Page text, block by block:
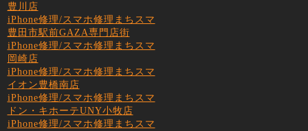
豊川店
iPhone修理/スマホ修理まちスマ
豊田市駅前GAZA専門店街
iPhone修理/スマホ修理まちスマ
岡崎店
iPhone修理/スマホ修理まちスマ
イオン豊橋南店
iPhone修理/スマホ修理まちスマ
ドン・キホーテUNY小牧店
iPhone修理/スマホ修理まちスマ